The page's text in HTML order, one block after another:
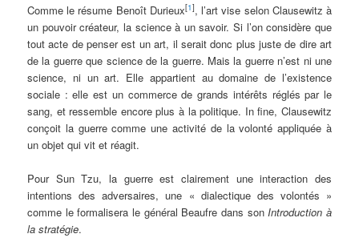
Comme le résume Benoît Durieux[1], l’art vise selon Clausewitz à
un pouvoir créateur, la science à un savoir. Si l’on considère que
tout acte de penser est un art, il serait donc plus juste de dire art
de la guerre que science de la guerre. Mais la guerre n’est ni une
science, ni un art. Elle appartient au domaine de l’existence
sociale : elle est un commerce de grands intérêts réglés par le
sang, et ressemble encore plus à la politique. In fine, Clausewitz
conçoit la guerre comme une activité de la volonté appliquée à
un objet qui vit et réagit.
Pour Sun Tzu, la guerre est clairement une interaction des
intentions des adversaires, une « dialectique des volontés »
comme le formalisera le général Beaufre dans sonIntroduction à
la stratégie.